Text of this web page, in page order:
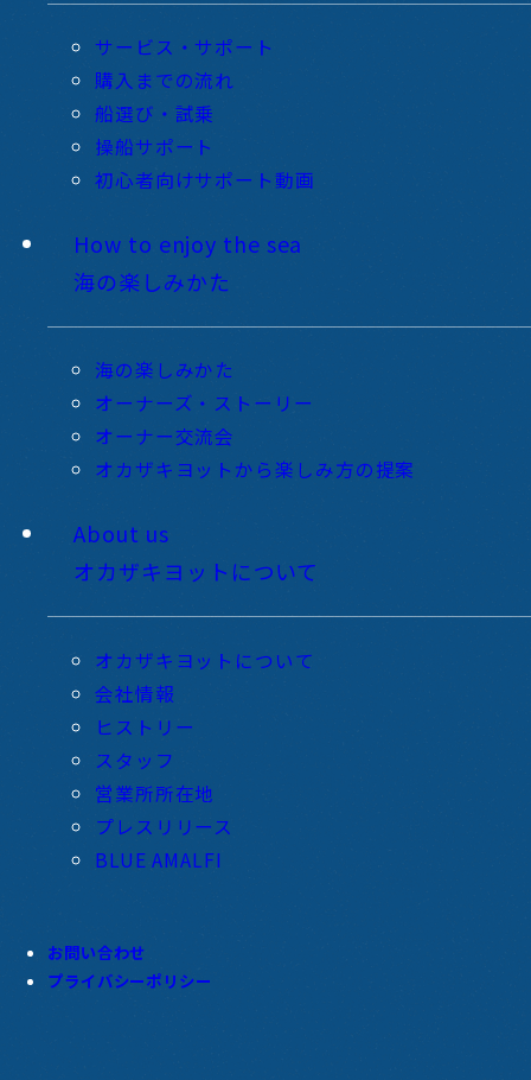
サービス・サポート
購入までの流れ
船選び・試乗
操船サポート
初心者向けサポート動画
How to enjoy the sea
海の楽しみかた
海の楽しみかた
オーナーズ・ストーリー
オーナー交流会
オカザキヨットから楽しみ方の提案
About us
オカザキヨットについて
オカザキヨットについて
会社情報
ヒストリー
スタッフ
営業所所在地
プレスリリース
BLUE AMALFI
お問い合わせ
プライバシーポリシー